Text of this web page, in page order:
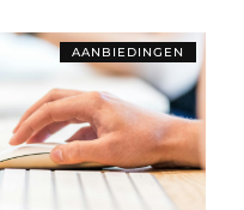
AANBIEDINGEN